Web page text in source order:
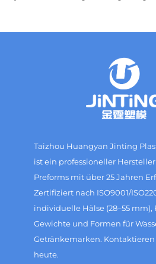
Taizhou Huangyan Jinting
ist ein professioneller Hersteller
Preforms mit über 25 Jahren
Zertifiziert nach ISO9001/
individuelle Hälse (28–55 mm),
Gewichte und Formen für
Getränkemarken. Kontaktieren
heute.